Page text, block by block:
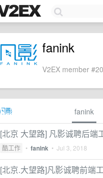
fanink
V2EX member
fanink
[北京 大望路] 凡影诚聘后端
酷工作 • fanink • Jul 3, 2018
[北京.大望路]凡影诚聘前端